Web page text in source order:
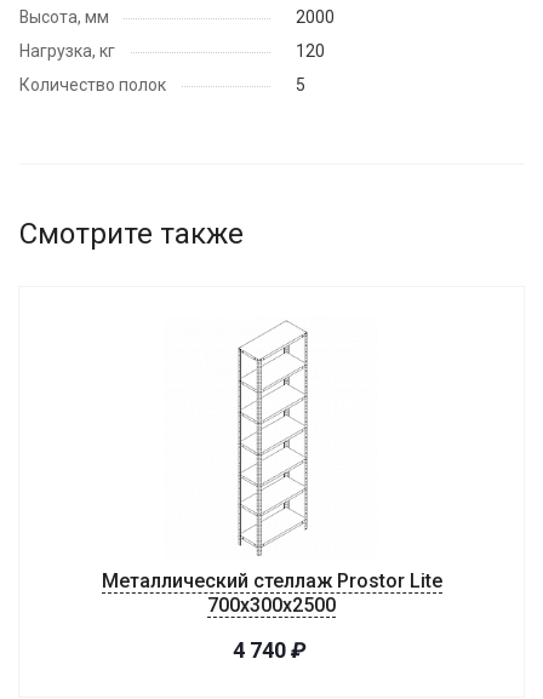
Высота, мм
2000
Нагрузка, кг
120
Количество полок
5
Смотрите также
Металлический стеллаж Prostor Lite
700x300x2500
4 740₽